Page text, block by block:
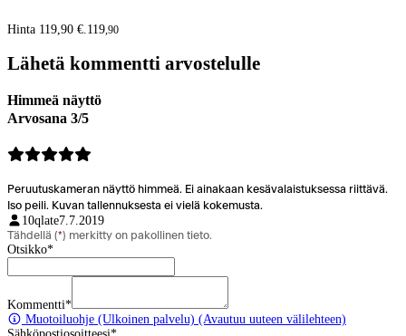
Hinta 119,90 €. 119,90
Lähetä kommentti arvostelulle
Himmeä näyttö
Arvosana 3/5
Peruutuskameran näyttö himmeä. Ei ainakaan kesävalaistuksessa riittävä.
Iso peili. Kuvan tallennuksesta ei vielä kokemusta.
10qlate7.7.2019
Tähdellä (*) merkitty on pakollinen tieto.
Otsikko*
Kommentti*
Muotoiluohje (Ulkoinen palvelu) (Avautuu uuteen välilehteen)